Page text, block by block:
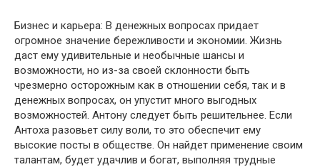
Бизнес и карьера: В денежных вопросах придает
огромное значение бережливости и экономии. Жизнь
даст ему удивительные и необычные шансы и
возможности, но из-за своей склонности быть
чрезмерно осторожным как в отношении себя, так и в
денежных вопросах, он упустит много выгодных
возможностей. Антону следует быть решительнее. Если
Антоха разовьет силу воли, то это обеспечит ему
высокие посты в обществе. Он найдет применение своим
талантам, будет удачлив и богат, выполняя трудные